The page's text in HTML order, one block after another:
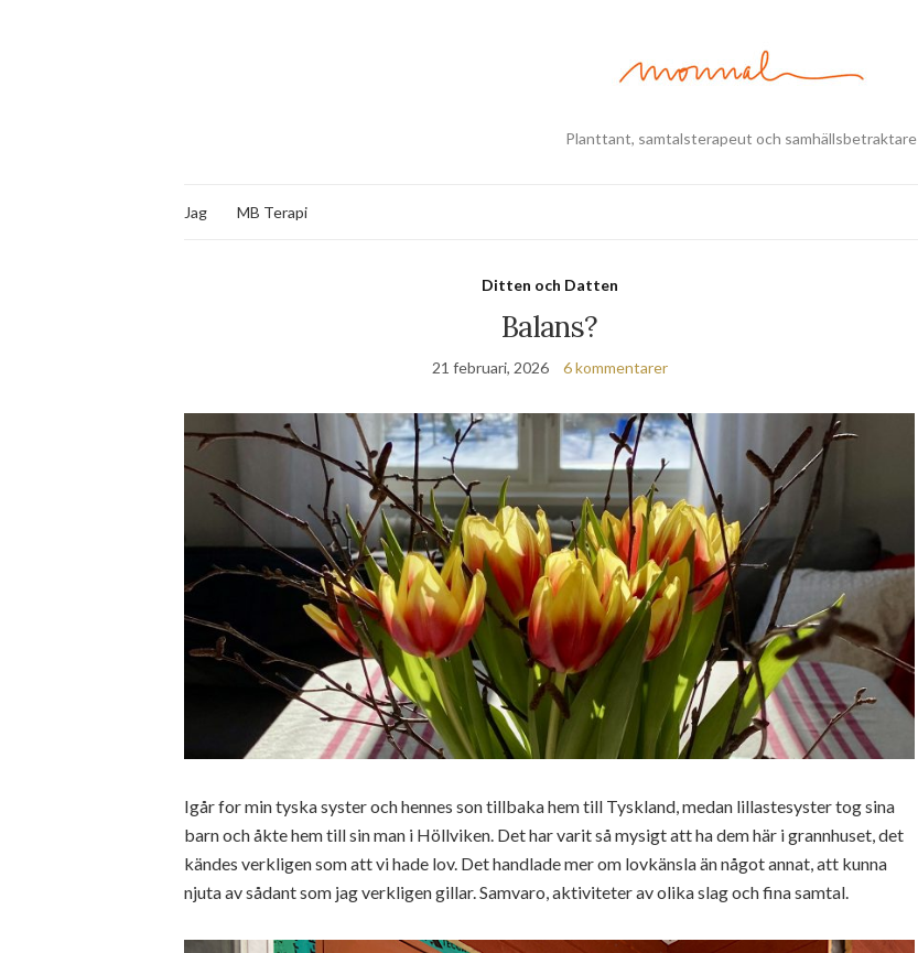
Planttant, samtalsterapeut och samhällsbetraktare
Jag MB Terapi
Ditten och Datten
Balans?
21 februari, 2026 6 kommentarer
Igår for min tyska syster och hennes son tillbaka hem till Tyskland, medan lillastesyster tog sina
barn och åkte hem till sin man i Höllviken. Det har varit så mysigt att ha dem här i grannhuset, det
kändes verkligen som att vi hade lov. Det handlade mer om lovkänsla än något annat, att kunna
njuta av sådant som jag verkligen gillar. Samvaro, aktiviteter av olika slag och fina samtal.